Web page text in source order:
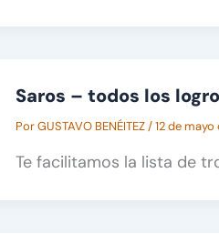
Saros – todos los
PorGUSTAVO BENÉITEZ/12 de
Te facilitamos la lista de